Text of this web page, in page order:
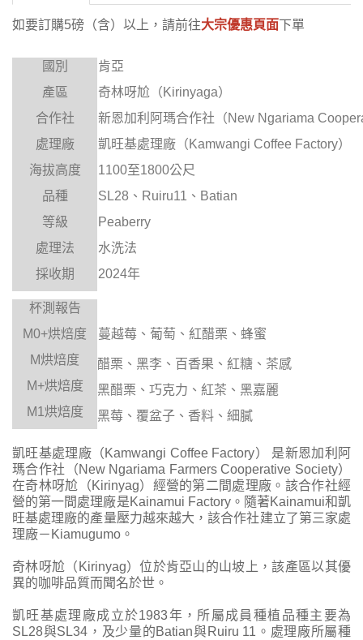
如要訂購5磅（含）以上，請前往大宗優惠頁面下單
國別
肯亞
產區
奇林呀尬（Kirinyaga）
合作社
新恩加利阿瑪合作社（New Ngariama
處理廠
凱旺基處理廠（Kamwangi Coffee Factory）
海拔高度
1100至1800公尺
品種
SL28 、Ruiru11、Batian
等級
Peaberry
處理法
水洗法
採收期
2024年
杯測報告
M0+烘焙度
蔓越莓、葡萄、紅醋栗、蜂蜜
M烘焙度
醋栗、黑李、百香果、紅糖、茶感
M+烘焙度
黑醋栗、巧克力、紅茶、黑嘉麗
M1 烘焙度 黑莓、覆盆子、香料、細膩
凱旺基處理廠（Kamwangi Coffee Factory） 是新恩加利阿
瑪合作社（New Ngariama Farmers Cooperative Society）
在奇林呀尬（Kirinyag）經營的第二間處理廠。該合作社經
營的第一間處理廠是Kainamui Factory。隨著Kainamui和凱
旺基處理廠的產量壓力越來越大，該合作社建立了第三家處
理廠－Kiamugumo。
奇林呀尬（Kirinyag）位於肯亞山的山坡上，該產區以其優
異的咖啡品質而聞名於世。
凱旺基處理廠成立於1983年，所屬成員種植品種主要為
SL28與SL34，及少量的Batian與Ruiru 11。處理廠所屬種